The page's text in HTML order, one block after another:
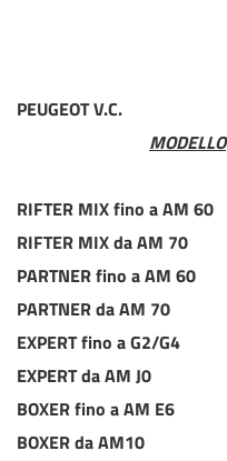
PEUGEOT V.C.
MODELLO
RIFTER MIX fino a AM 60
RIFTER MIX da AM 70
PARTNER fino a AM 60
PARTNER da AM 70
EXPERT fino a G2/G4
EXPERT da AM J0
BOXER fino a AM E6
BOXER da AM10